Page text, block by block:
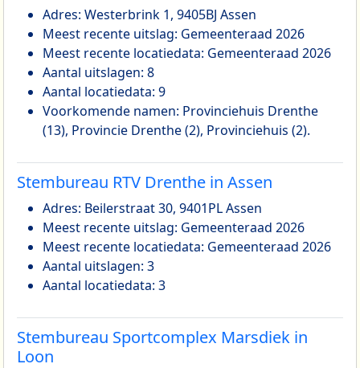
Adres: Westerbrink 1, 9405BJ Assen
Meest recente uitslag: Gemeenteraad 2026
Meest recente locatiedata: Gemeenteraad 2026
Aantal uitslagen: 8
Aantal locatiedata: 9
Voorkomende namen: Provinciehuis Drenthe
(13), Provincie Drenthe (2), Provinciehuis (2).
Stembureau RTV Drenthe in Assen
Adres: Beilerstraat 30, 9401PL Assen
Meest recente uitslag: Gemeenteraad 2026
Meest recente locatiedata: Gemeenteraad 2026
Aantal uitslagen: 3
Aantal locatiedata: 3
Stembureau Sportcomplex Marsdiek in
Loon